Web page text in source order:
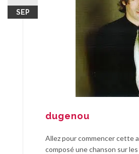
SEP
dugenou
Allez pour commencer cette
composé une chanson sur